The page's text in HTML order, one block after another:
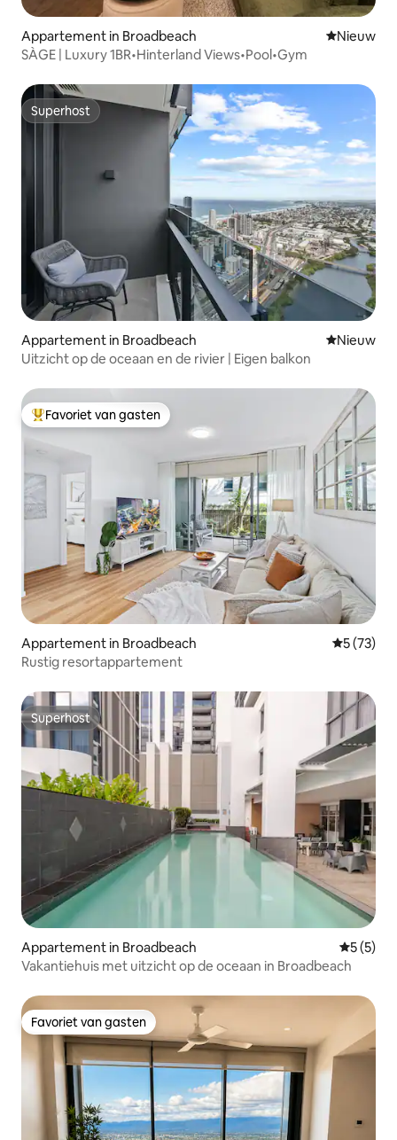
Appartement in Broadbeach Nieuwe
Nieuw
SÀGE | Luxury 1BR•Hinterland Views•Pool•Gym
Superhost
Superhost
Appartement in Broadbeach Nieuwe
Nieuw
Uitzicht op de oceaan en de rivier | Eigen balkon
Topfavoriet van gasten
Favoriet van gasten
Appartement in Broadbeach
5 (73)
Rustig resortappartement
Superhost
Superhost
Appartement in Broadbeach
5 (5)
Vakantiehuis met uitzicht op de oceaan in Broadbeach
Favoriet van gasten
Favoriet van gasten